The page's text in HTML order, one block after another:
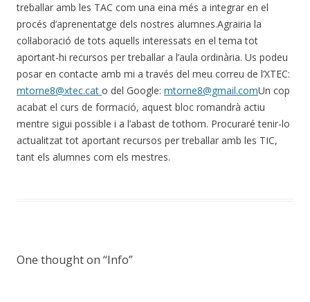
treballar amb les TAC com una eina més a integrar en el
procés d’aprenentatge dels nostres alumnes.Agrairia la
col·laboració de tots aquells interessats en el tema tot
aportant-hi recursos per treballar a l’aula ordinària. Us podeu
posar en contacte amb mi a través del meu correu de l’XTEC:
mtorne8@xtec.cat o del Google: mtorne8@gmail.comUn cop
acabat el curs de formació, aquest bloc romandrà actiu
mentre sigui possible i a l’abast de tothom. Procuraré tenir-lo
actualitzat tot aportant recursos per treballar amb les TIC,
tant els alumnes com els mestres.
One thought on “Info”